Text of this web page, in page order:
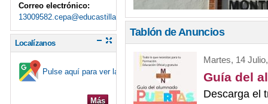
Correo electrónico:
13009582.cepa@educastillalamancha.es
Localízanos
Pulse aquí para ver la ubicación en el mapa
Más
Tablón de Anuncios
Martes, 14
Guía del
Descarga el